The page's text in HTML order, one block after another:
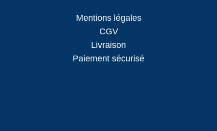
Mentions légales
CGV
Livraison
Paiement sécurisé